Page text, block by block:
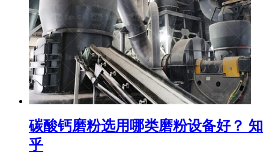
碳酸钙磨粉选用哪类磨粉设备好？ 知
乎